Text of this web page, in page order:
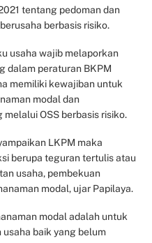
tentang pedoman dan
berbasis risiko.
usaha wajib melaporkan
dalam peraturan BKPM
memiliki kewajiban untuk
modal dan
OSS berbasis risiko.
LKPM maka
berupa teguran tertulis atau
usaha, pembekuan
modal, ujar Papilaya.
modal adalah untuk
baik yang belum